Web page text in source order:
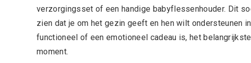
verzorgingsset of een handige babyflessenhouder. Dit
zien dat je om het gezin geeft en hen wilt ondersteunen
functioneel of een emotioneel cadeau is, het
moment.